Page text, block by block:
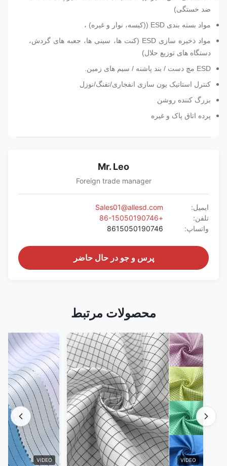
ضد خستگی)
مواد بسته بندی ESD ((کیسه، نوار و غیره) ،
مواد ذخیره سازی ESD (کنت ها، سینی ها، جعبه های گردش،
دستگاه های توزیع حلال)
ESD مچ دست / بند پاشنه / سیم های زمین.
کنترل استاتیک یون سازی انفجاری/تفنگ/نوزل
بزرگ کننده روشن
پرده اتاق پاک و غیره
Mr. Leo
Foreign trade manager
ایمیل:
Sales01@allesd.com
تلفن:
+86-15050190746
واتساپ:
8615050190746
پرس و جو در حال حاضر
محصولات مرتبط
VIDEO
VIDEO